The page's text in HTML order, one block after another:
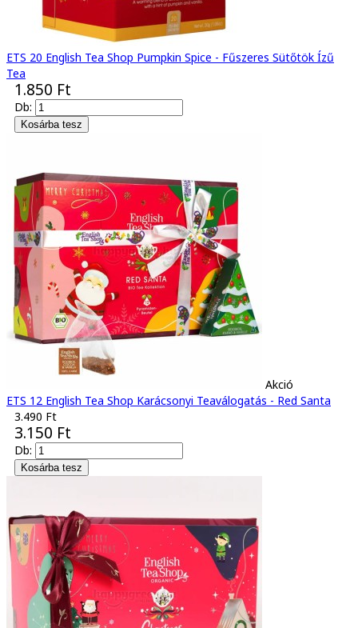
ETS 20 English Tea Shop Pumpkin Spice - Fűszeres Sütőtök Ízű
Tea
1.850 Ft
Db:
Akció
ETS 12 English Tea Shop Karácsonyi Teaválogatás - Red Santa
3.490 Ft
3.150 Ft
Db: